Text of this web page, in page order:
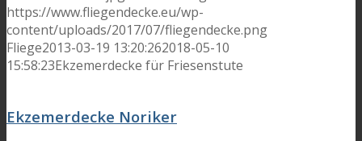
https://www.fliegendecke.eu/wp-
content/uploads/2017/07/fliegendecke.png
Fliege2013-03-19 13:20:262018-05-10
15:58:23Ekzemerdecke für Friesenstute
Ekzemerdecke Noriker